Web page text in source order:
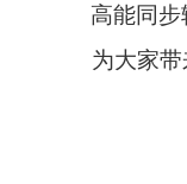
高能同
为大家